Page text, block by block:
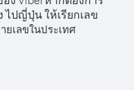
ไปญี่ปุ่น ให้เรียกเลข
ยเลขในประเทศ